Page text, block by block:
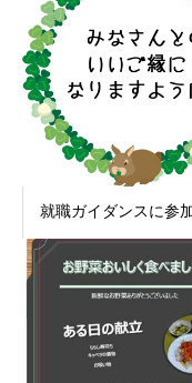
就職ガイダンスに参